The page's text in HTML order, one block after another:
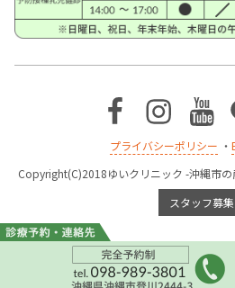
Facebook
プライバシーポリシー ・
Copyright(C)2018ゆいクリニック -沖縄市の
スタッフ募集